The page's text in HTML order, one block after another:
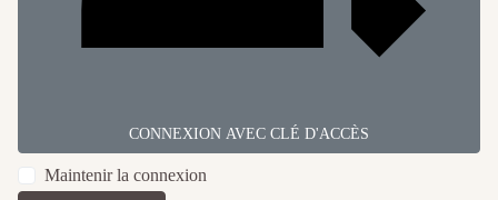
CONNEXION AVEC CLÉ D'ACCÈS
Maintenir la connexion